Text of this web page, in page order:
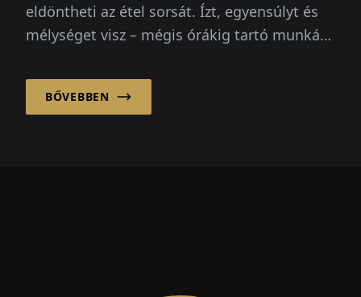
eldöntheti az étel sorsát. Ízt, egyensúlyt és
mélységet visz – mégis órákig tartó munkát
BŐVEBBEN